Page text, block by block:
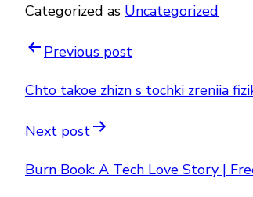
Categorized as Uncategorized
Previous post
Chto takoe zhizn s tochki zreniia
Next post
Burn Book: A Tech Love Story |